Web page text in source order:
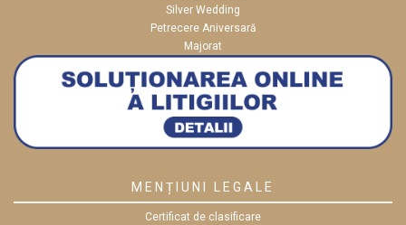
Silver Wedding
Petrecere Aniversară
Majorat
MENȚIUNI LEGALE
Certificat de clasificare